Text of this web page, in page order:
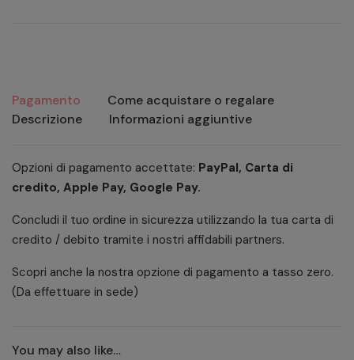
Pagamento
Come acquistare o regalare
Descrizione
Informazioni aggiuntive
Opzioni di pagamento accettate: PayPal, Carta di
credito, Apple Pay, Google Pay.
Concludi il tuo ordine in sicurezza utilizzando la tua carta di
credito / debito tramite i nostri affidabili partners.
Scopri anche la nostra opzione di pagamento a tasso zero.
(Da effettuare in sede)
You may also like…